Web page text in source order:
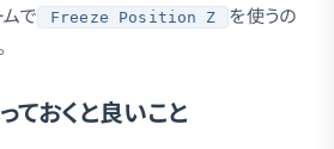
ムで
Freeze Position Z
を使うの
ておくと良いこと